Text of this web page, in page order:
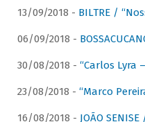
13/09/2018 - BILTRE /
06/09/2018 -
30/08/2018 - “Carlos Lyra
23/08/2018 - “Marco
16/08/2018 - JOÃO